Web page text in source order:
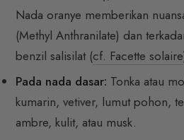
Nada oranye memberikan
(Methyl Anthranilate) dan
benzil salisilat (cf. Facette solaire
Pada nada dasar: Tonka atau
kumarin, vetiver, lumut pohon,
ambre, kulit, atau musk.